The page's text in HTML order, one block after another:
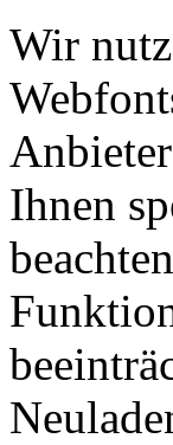
Wir
Ihnen